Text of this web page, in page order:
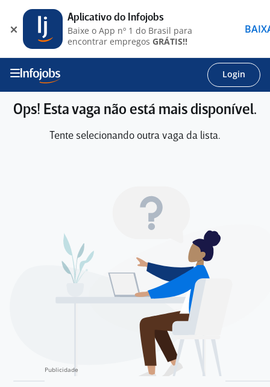
Login
Ops! Esta vaga não está mais disponível.
Tente selecionando outra vaga da lista.
Aplicativo do Infojobs
Baixe o App nº 1 do Brasil para
encontrar empregos GRÁTIS!!